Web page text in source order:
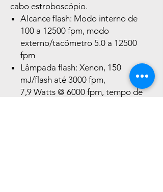
cabo estroboscópio.
Alcance flash: Modo interno de
100 a 12500 fpm, modo
externo/tacômetro 5.0 a 12500
fpm
Lâmpada flash: Xenon, 150
mJ/flash até 3000 fpm,
7,9 Watts @ 6000 fpm, tempo de